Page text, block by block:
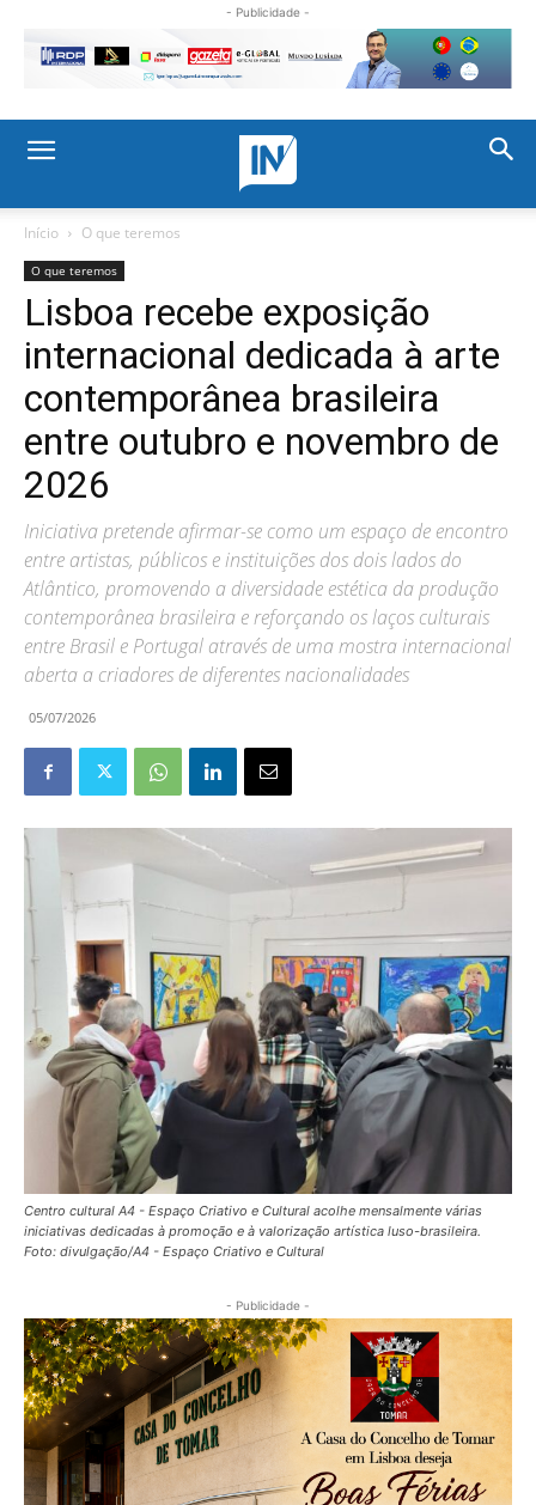
- Publicidade -
Início O que teremos
O que teremos
Lisboa recebe exposição
internacional dedicada à arte
contemporânea brasileira
entre outubro e novembro de
2026
Iniciativa pretende afirmar-se como um espaço de encontro
entre artistas, públicos e instituições dos dois lados do
Atlântico, promovendo a diversidade estética da produção
contemporânea brasileira e reforçando os laços culturais
entre Brasil e Portugal através de uma mostra internacional
aberta a criadores de diferentes nacionalidades
05/07/2026
Centro cultural A4 - Espaço Criativo e Cultural acolhe mensalmente várias
iniciativas dedicadas à promoção e à valorização artística luso-brasileira.
Foto: divulgação/A4 - Espaço Criativo e Cultural
- Publicidade -